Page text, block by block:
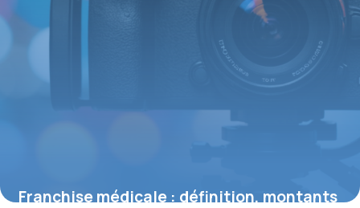
Franchise médicale : définition, montants